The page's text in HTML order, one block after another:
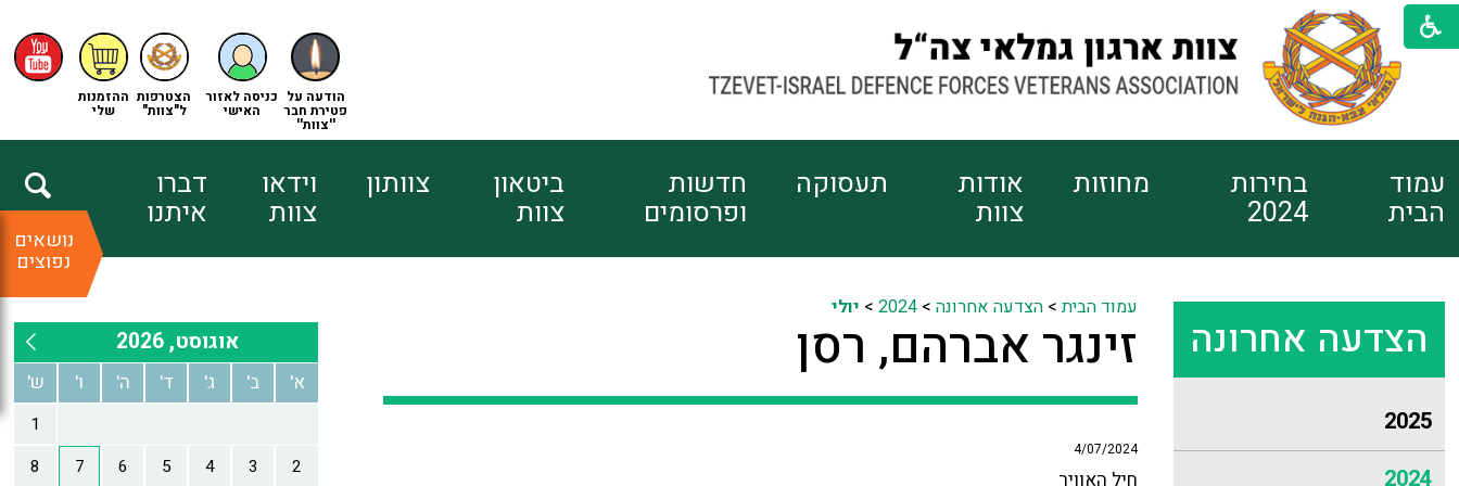
ההזמנות
שלי
הצטרפות
ל"צוות"
כניסה לאזור
האישי
הודעה על
פטירת חבר
''צוות''
עמוד
הבית
בחירות
2024
מחוזות אודות
צוות
תעסוקה חדשות
ופרסומים
ביטאון
צוות
צוותון וידאו
צוות
דברו
איתנו
נושאים
נפוצים
הצדעה אחרונה
2025
2024
עמוד הבית>הצדעה אחרונה >
2024
> יולי
זינגר אברהם, רסן
4/07/2024
חיל האוויר